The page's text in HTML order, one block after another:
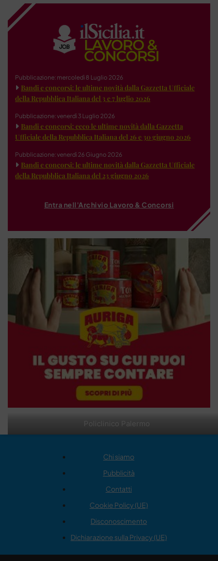
Policlinico Palermo
Pubblicazione: mercoledì 8 Luglio 2026
Bandi e concorsi: le ultime novità dalla Gazzetta Ufficiale
della Repubblica Italiana del 3 e 7 luglio 2026
Pubblicazione: venerdì 3 Luglio 2026
Bandi e concorsi: ecco le ultime novità dalla Gazzetta
Ufficiale della Repubblica Italiana del 26 e 30 giugno 2026
Pubblicazione: venerdì 26 Giugno 2026
Bandi e concorsi: le ultime novità dalla Gazzetta Ufficiale
della Repubblica Italiana del 23 giugno 2026
Entra nell'Archivio Lavoro & Concorsi
Chi siamo
Pubblicità
Contatti
Cookie Policy (UE)
Disconoscimento
Dichiarazione sulla Privacy (UE)